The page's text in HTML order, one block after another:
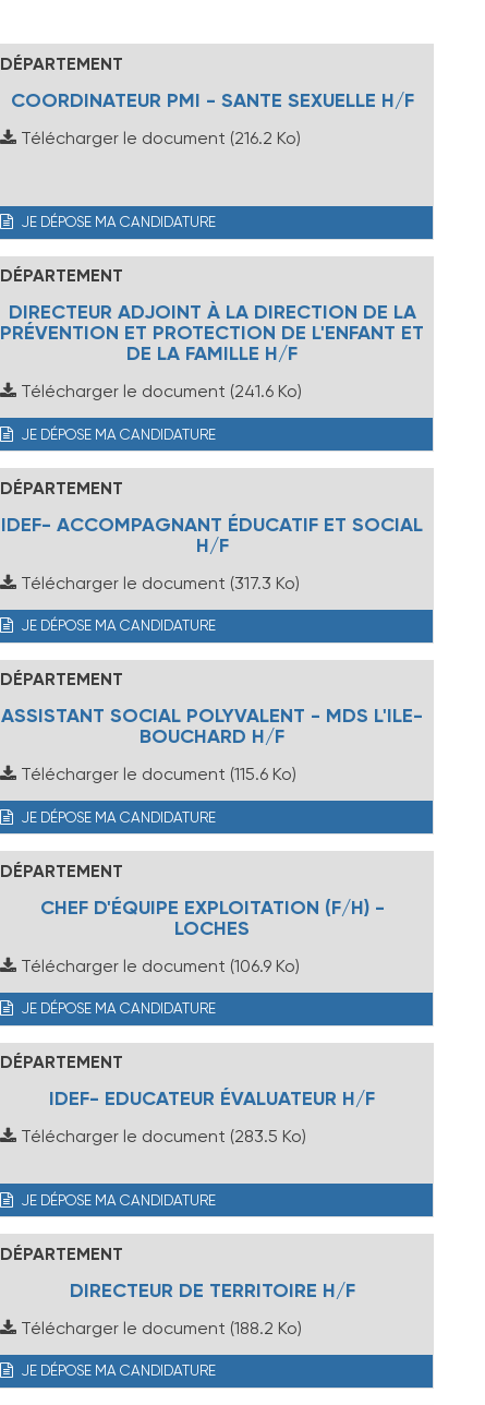
DÉPARTEMENT
COORDINATEUR PMI - SANTE SEXUELLE H/F
Télécharger le document (216.2 Ko)
JE DÉPOSE MA CANDIDATURE
DÉPARTEMENT
DIRECTEUR ADJOINT À LA DIRECTION DE LA
PRÉVENTION ET PROTECTION DE L'ENFANT ET
DE LA FAMILLE H/F
Télécharger le document (241.6 Ko)
JE DÉPOSE MA CANDIDATURE
DÉPARTEMENT
IDEF- ACCOMPAGNANT ÉDUCATIF ET SOCIAL
H/F
Télécharger le document (317.3 Ko)
JE DÉPOSE MA CANDIDATURE
DÉPARTEMENT
ASSISTANT SOCIAL POLYVALENT - MDS L'ILE-
BOUCHARD H/F
Télécharger le document (115.6 Ko)
JE DÉPOSE MA CANDIDATURE
DÉPARTEMENT
CHEF D'ÉQUIPE EXPLOITATION (F/H) -
LOCHES
Télécharger le document (106.9 Ko)
JE DÉPOSE MA CANDIDATURE
DÉPARTEMENT
IDEF- EDUCATEUR ÉVALUATEUR H/F
Télécharger le document (283.5 Ko)
JE DÉPOSE MA CANDIDATURE
DÉPARTEMENT
DIRECTEUR DE TERRITOIRE H/F
Télécharger le document (188.2 Ko)
JE DÉPOSE MA CANDIDATURE